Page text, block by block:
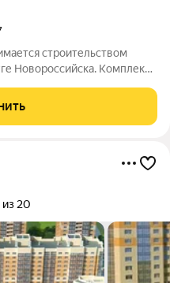
строительством
Новороссийска. Комплекс
от Суджукской косы.
из 20